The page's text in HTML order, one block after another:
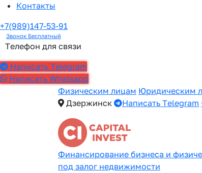
Контакты
+7(989)147-53-91
Звонок Бесплатный
Телефон для связи
Написать Telegram
Написать Whatsapp
Физическим лицам Юридическим
Дзержинск
Написать Telegram
Финансирование бизнеса и
под залог недвижимости